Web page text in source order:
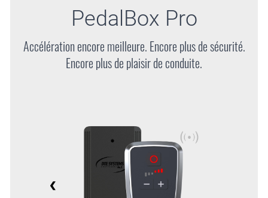
PedalBox Pro
Accélération encore meilleure. Encore plus de sécurité.
Encore plus de plaisir de conduite.